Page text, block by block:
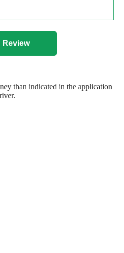
than indicated in the application